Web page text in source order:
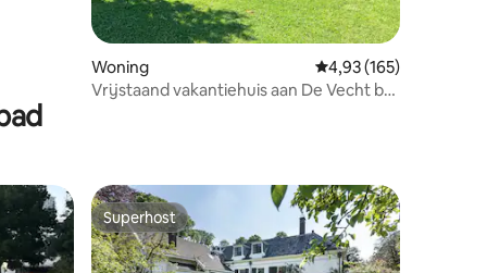
Woning Gemiddelde
4,93 (165)
Vrijstaand vakantiehuis aan De Vecht bij
Superhost
Superhost